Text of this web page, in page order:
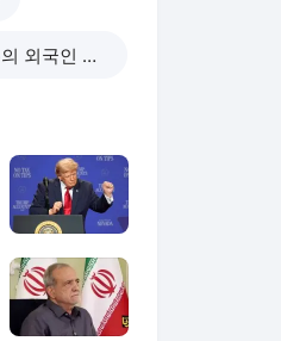
혼돈의 외국인 고용시장